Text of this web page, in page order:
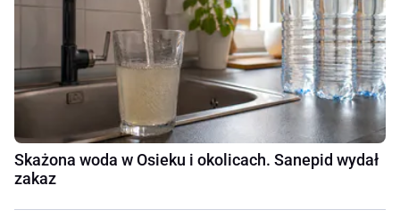
Skażona woda w Osieku i okolicach. Sanepid wydał
zakaz